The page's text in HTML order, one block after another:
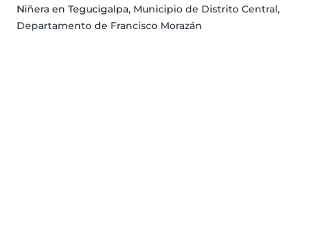
Niñera en Tegucigalpa, Municipio de Distrito Central,
Departamento de Francisco Morazán